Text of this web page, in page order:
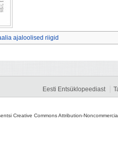
ajaloolised riigid
Eesti Entsüklopeediast
Creative Commons Attribution-